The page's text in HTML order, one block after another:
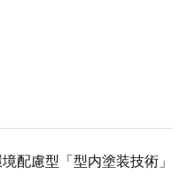
配慮型「型内塗装技術」